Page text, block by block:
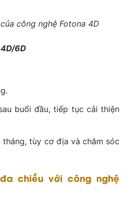
công nghệ Fotona 4D
6D
buổi đầu, tiếp tục cải thiện
tháng, tùy cơ địa và chăm sóc
chiều với công nghệ